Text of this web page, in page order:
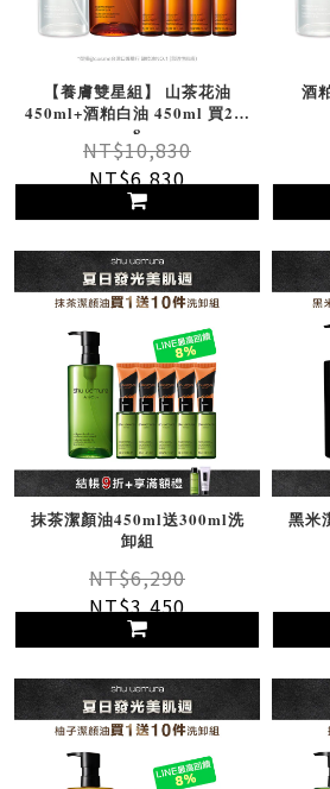
【養膚雙星組】 山茶花油
450ml+酒粕白油 450ml 買2送
8
NT$10,830
NT$6,830
酒
抹茶潔顏油450ml送300ml洗
卸組
NT$6,290
NT$3,450
黑米